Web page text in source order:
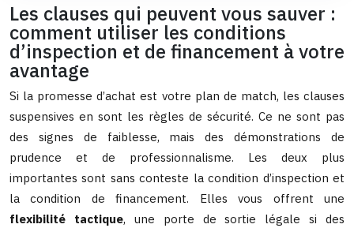
Les clauses qui peuvent vous sauver :
comment utiliser les conditions
d’inspection et de financement à votre
avantage
Si la promesse d’achat est votre plan de match, les clauses
suspensives en sont les règles de sécurité. Ce ne sont pas
des signes de faiblesse, mais des démonstrations de
prudence et de professionnalisme. Les deux plus
importantes sont sans conteste la condition d’inspection et
la condition de financement. Elles vous offrent une
flexibilité tactique, une porte de sortie légale si des